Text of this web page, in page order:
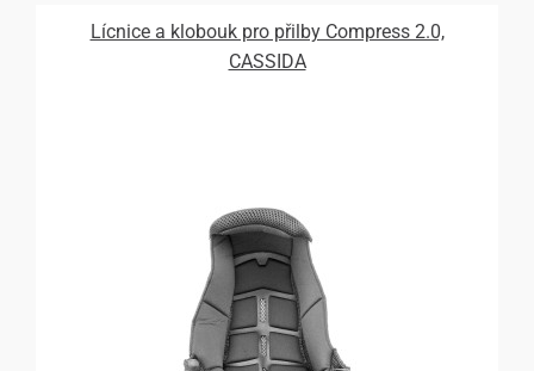
Lícnice a klobouk pro přilby Compress 2.0,
CASSIDA